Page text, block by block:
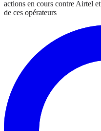
actions en cours contre Airtel
de ces opérateurs